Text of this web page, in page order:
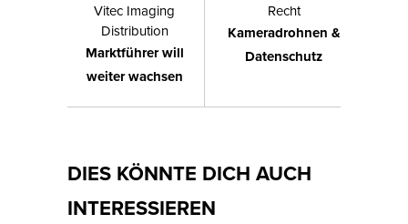
Vitec Imaging
Distribution
Marktführer will
weiter wachsen
Recht
Kameradrohnen &
Datenschutz
DIES KÖNNTE DICH AUCH
INTERESSIEREN